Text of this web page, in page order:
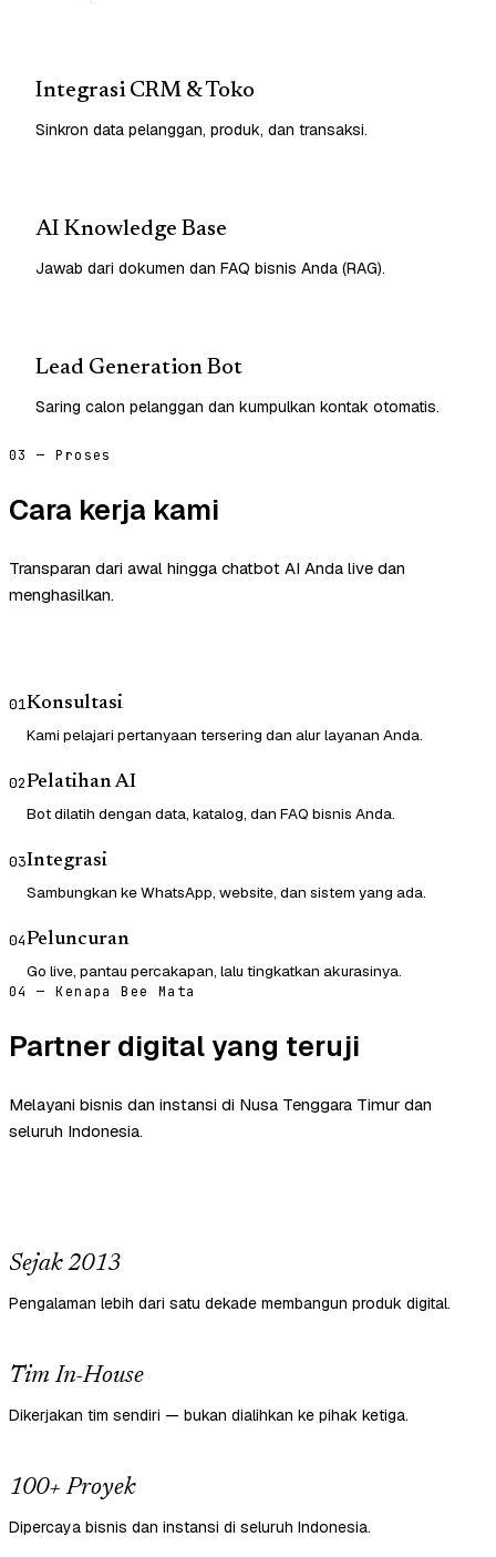
Integrasi CRM & Toko
Sinkron data pelanggan, produk, dan transaksi.
AI Knowledge Base
Jawab dari dokumen dan FAQ bisnis Anda (RAG).
Lead Generation Bot
Saring calon pelanggan dan kumpulkan kontak otomatis.
03 — Proses
Cara kerja kami
Transparan dari awal hingga chatbot AI Anda live dan
menghasilkan.
01Konsultasi
Kami pelajari pertanyaan tersering dan alur layanan Anda.
02Pelatihan AI
Bot dilatih dengan data, katalog, dan FAQ bisnis Anda.
03Integrasi
Sambungkan ke WhatsApp, website, dan sistem yang ada.
04Peluncuran
Go live, pantau percakapan, lalu tingkatkan akurasinya.
04 — Kenapa Bee Mata
Partner digital yang teruji
Melayani bisnis dan instansi di Nusa Tenggara Timur dan
seluruh Indonesia.
Sejak 2013
Pengalaman lebih dari satu dekade membangun produk digital.
Tim In-House
Dikerjakan tim sendiri — bukan dialihkan ke pihak ketiga.
100+ Proyek
Dipercaya bisnis dan instansi di seluruh Indonesia.